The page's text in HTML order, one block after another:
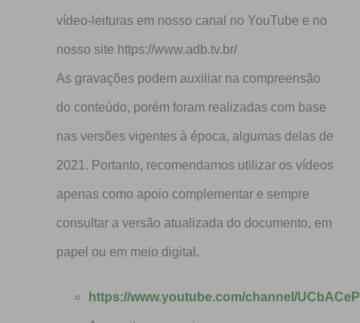
vídeo-leituras em nosso canal no YouTube e no
nosso site https://www.adb.tv.br/
As gravações podem auxiliar na compreensão
do conteúdo, porém foram realizadas com base
nas versões vigentes à época, algumas delas de
2021. Portanto, recomendamos utilizar os vídeos
apenas como apoio complementar e sempre
consultar a versão atualizada do documento, em
papel ou em meio digital.
https://www.youtube.com/channel/